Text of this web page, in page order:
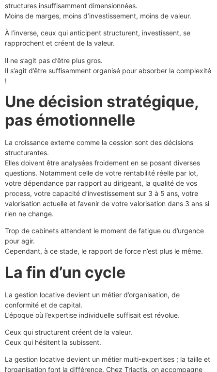
structures insuffisamment dimensionnées.
Moins de marges, moins d’investissement, moins de valeur.
À l’inverse, ceux qui anticipent structurent, investissent, se
rapprochent et créent de la valeur.
Il ne s’agit pas d’être plus gros.
Il s’agit d’être suffisamment organisé pour absorber la complexité
!
Une décision stratégique,
pas émotionnelle
La croissance externe comme la cession sont des décisions
structurantes.
Elles doivent être analysées froidement en se posant diverses
questions. Notamment celle de votre rentabilité réelle par lot,
votre dépendance par rapport au dirigeant, la qualité de vos
process, votre capacité d’investissement sur 3 à 5 ans, votre
valorisation actuelle et l’avenir de votre valorisation dans 3 ans si
rien ne change.
Trop de cabinets attendent le moment de fatigue ou d’urgence
pour agir.
Cependant, à ce stade, le rapport de force n’est plus le même.
La fin d’un cycle
La gestion locative devient un métier d’organisation, de
conformité et de capital.
L’époque où l’expertise individuelle suffisait est révolue.
Ceux qui structurent créent de la valeur.
Ceux qui hésitent la subissent.
La gestion locative devient un métier multi-expertises ; la taille et
l’organisation font la différence. Chez Triactis, on accompagne